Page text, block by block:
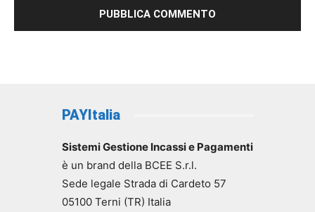
PAYItalia
Sistemi Gestione Incassi e Pagamenti
è un brand della BCEE S.r.l.
Sede legale Strada di Cardeto 57
05100 Terni (TR) Italia